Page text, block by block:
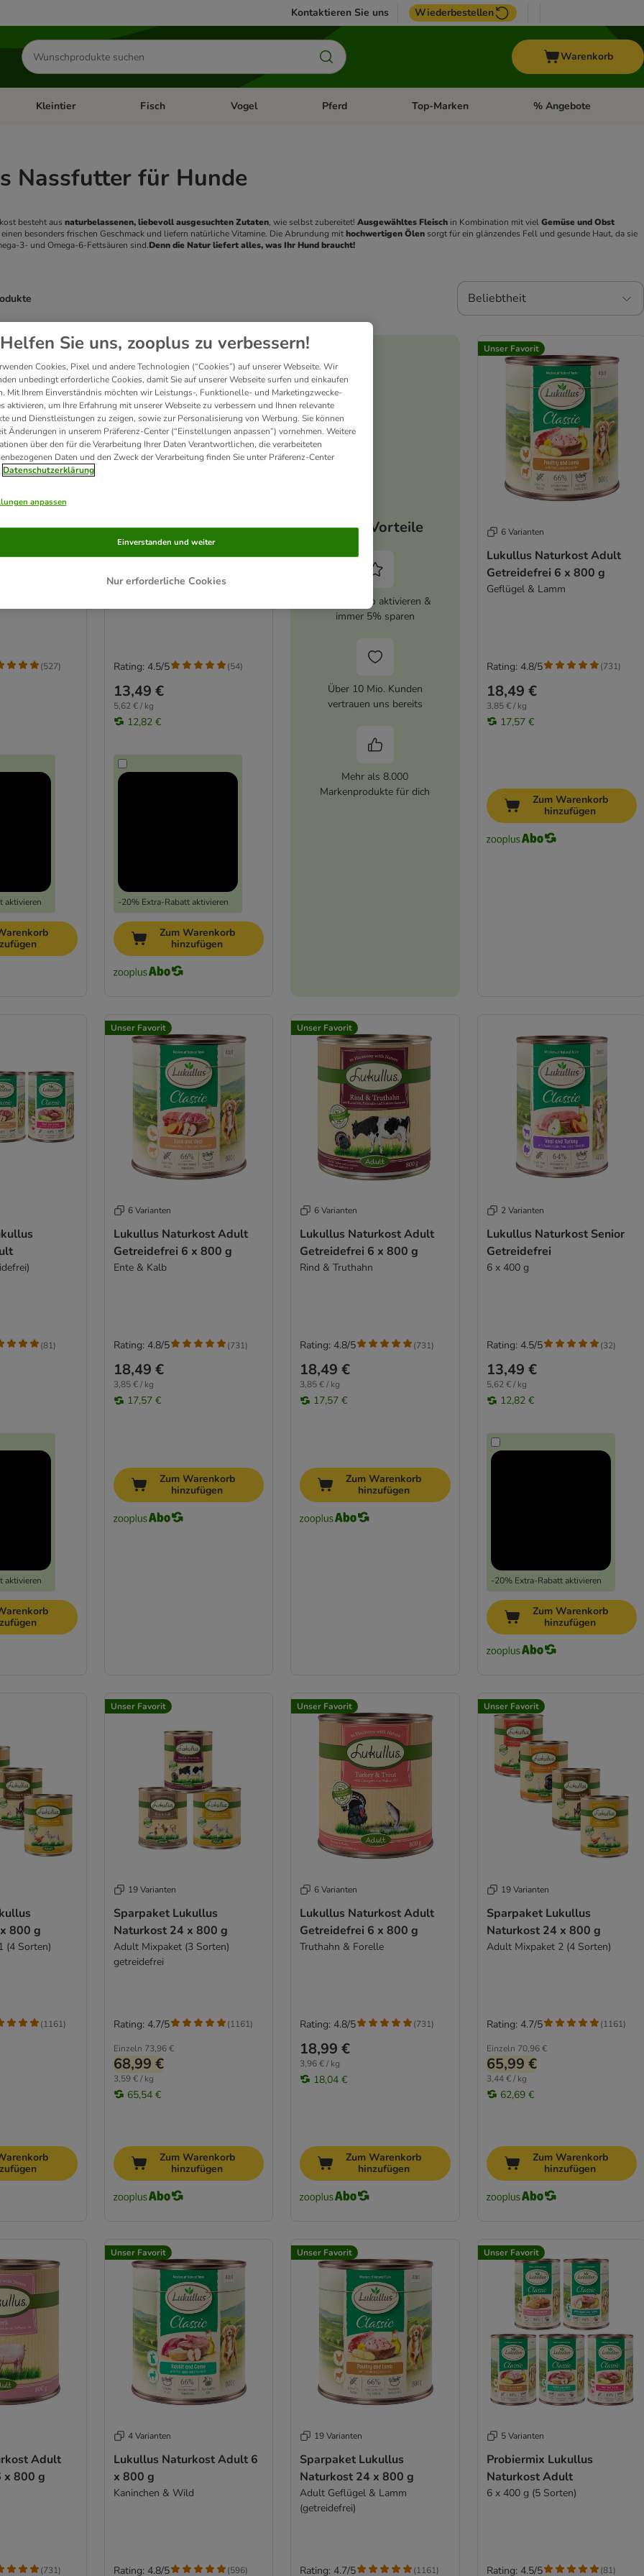
Kontaktieren Sie uns Wiederbestellen
Produkte
suchen
Warenkorb
& Zubehör
Kategorie-Menü öffnen: Hundefutter & Zubehör
Kleintier Kategorie-Menü öffnen: Kleintier
Fisch Kategorie-Menü öffnen: Fisch
Vogel Kategorie-Menü öffnen: Vogel
Pferd Kategorie-Menü öffnen: Pferd
Top-Marken Kategorie-Menü öffnen:
% Angebote
Nassfutter für Hunde
besteht aus naturbelassenen, liebevoll ausgesuchten Zutaten, wie selbst zubereitet! Ausgewähltes Fleisch in Kombination mit viel Gemüse und Obst
besonders frischen Geschmack und liefern natürliche Vitamine. Die Abrundung mit hochwertigen Ölen sorgt für ein glänzendes Fell und gesunde Haut, da sie
3- und Omega-6-Fettsäuren sind.Denn die Natur liefert alles, was Ihr Hund braucht!
Beliebtheit
been changed
Adult
400 g
aktivieren
(527)
2 Varianten
Lukullus Naturkost Veggie
13,49 €
5,62 € / kg
12,82 €
-20% Extra-Rabatt aktivieren
Rating: 4.5/5 (54)
Zum Warenkorb
hinzufügen
Deine Vorteile
zooplus Abo aktivieren &
immer 5% sparen
Über 10 Mio. Kunden
vertrauen uns bereits
Mehr als 8.000
Markenprodukte für dich
Unser Favorit
6 Varianten
Lukullus Naturkost Adult
Getreidefrei 6 x 800 g
Geflügel & Lamm
18,49 €
3,85 € / kg
17,57 €
Rating: 4.8/5 (731)
Zum Warenkorb
hinzufügen
aktivieren
(81)
Unser Favorit
6 Varianten
Lukullus Naturkost Adult
Getreidefrei 6 x 800 g
Ente & Kalb
18,49 €
3,85 € / kg
17,57 €
Rating: 4.8/5 (731)
Zum Warenkorb
hinzufügen
Unser Favorit
6 Varianten
Lukullus Naturkost Adult
Getreidefrei 6 x 800 g
Rind & Truthahn
18,49 €
3,85 € / kg
17,57 €
Rating: 4.8/5 (731)
Zum Warenkorb
hinzufügen
2 Varianten
Lukullus Naturkost Senior
Getreidefrei
6 x 400 g
13,49 €
5,62 € / kg
12,82 €
-20% Extra-Rabatt aktivieren
Rating: 4.5/5 (32)
Zum Warenkorb
hinzufügen
800 g
(4 Sorten)
(1161)
Unser Favorit
19 Varianten
Sparpaket Lukullus
Naturkost 24 x 800 g
Adult Mixpaket (3 Sorten)
getreidefrei
Einzeln 73,96 €
68,99 €
3,59 € / kg
65,54 €
Rating: 4.7/5 (1161)
Zum Warenkorb
hinzufügen
Unser Favorit
6 Varianten
Lukullus Naturkost Adult
Getreidefrei 6 x 800 g
Truthahn & Forelle
18,99 €
3,96 € / kg
18,04 €
Rating: 4.8/5 (731)
Zum Warenkorb
hinzufügen
Unser Favorit
19 Varianten
Sparpaket Lukullus
Naturkost 24 x 800 g
Adult Mixpaket 2 (4 Sorten)
Einzeln 70,96 €
65,99 €
3,44 € / kg
62,69 €
Rating: 4.7/5 (1161)
Zum Warenkorb
hinzufügen
Adult
x 800 g
(731)
Unser Favorit
4 Varianten
Lukullus Naturkost Adult 6
x 800 g
Kaninchen & Wild
Rating: 4.8/5 (596)
Unser Favorit
19 Varianten
Sparpaket Lukullus
Naturkost 24 x 800 g
Adult Geflügel & Lamm
(getreidefrei)
Rating: 4.7/5 (1161)
Unser Favorit
5 Varianten
Probiermix Lukullus
Naturkost Adult
6 x 400 g (5 Sorten)
Rating: 4.5/5 (81)
Helfen Sie uns, zooplus zu verbessern!
Cookies, Pixel und andere Technologien (“Cookies”) auf unserer Webseite. Wir
unbedingt erforderliche Cookies, damit Sie auf unserer Webseite surfen und einkaufen
Mit Ihrem Einverständnis möchten wir Leistungs-, Funktionelle- und Marketingzwecke-
aktivieren, um Ihre Erfahrung mit unserer Webseite zu verbessern und Ihnen relevante
und Dienstleistungen zu zeigen, sowie zur Personalisierung von Werbung. Sie können
Änderungen in unserem Präferenz-Center (“Einstellungen anpassen”) vornehmen. Weitere
über den für die Verarbeitung Ihrer Daten Verantwortlichen, die verarbeiteten
Daten und den Zweck der Verarbeitung finden Sie unter Präferenz-Center
Datenschutzerklärung
anpassen
Nur erforderliche Cookies
Einverstanden und weiter